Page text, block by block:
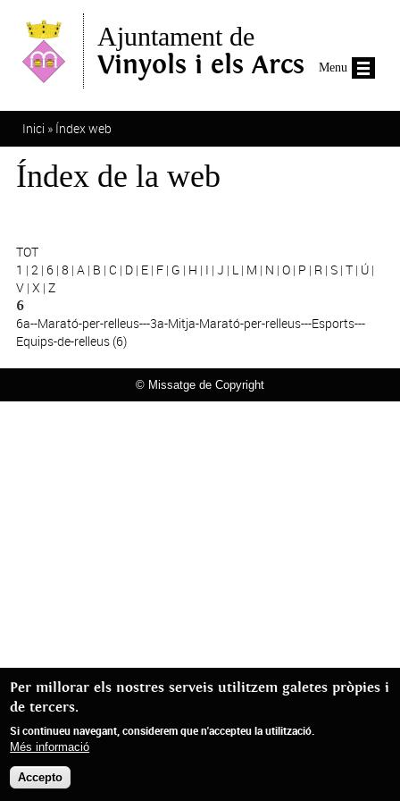
Ajuntament de
Vinyols i els Arcs
Esteu aquí
Inici » Índex web
Índex de la web
TOT
1 | 2 | 6 | 8 | A | B | C | D | E | F | G | H | I | J | L | M | N | O | P | R | S | T | Ú |
V | X | Z
6
6a--Marató-per-relleus---3a-Mitja-Marató-per-relleus---Esports---
Equips-de-relleus (6)
© Missatge de Copyright
Menu
Per millorar els nostres serveis utilitzem galetes pròpies i
de tercers.
Si continueu navegant, considerem que n'accepteu la utilització.
Més informació
Accepto